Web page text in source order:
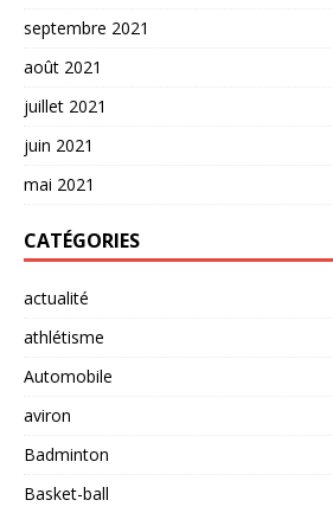
septembre 2021
août 2021
juillet 2021
juin 2021
mai 2021
CATÉGORIES
actualité
athlétisme
Automobile
aviron
Badminton
Basket-ball